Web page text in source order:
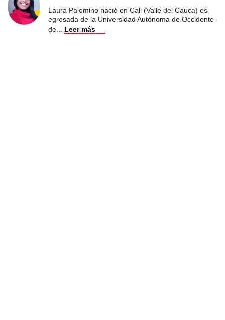
Laura Palomino nació en Cali (Valle del Cauca) es
egresada de la Universidad Autónoma de Occidente
de
Leer más